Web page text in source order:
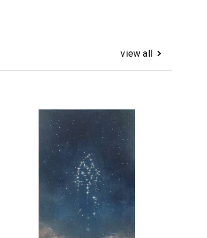
view all